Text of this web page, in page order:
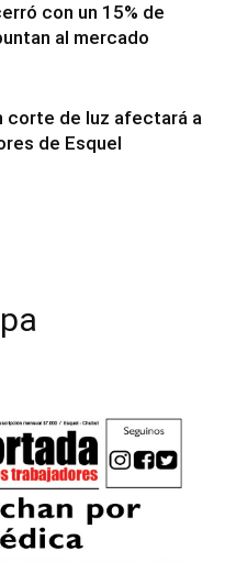
con un 15% de
al mercado
corte de luz afectará a
de Esquel